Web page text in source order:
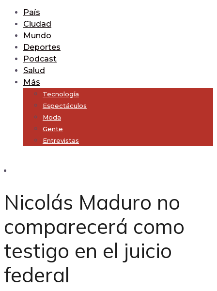
País
Ciudad
Mundo
Deportes
Podcast
Salud
Más
Tecnología
Espectáculos
Moda
Gente
Entrevistas
Nicolás Maduro no
comparecerá como
testigo en el juicio
federal